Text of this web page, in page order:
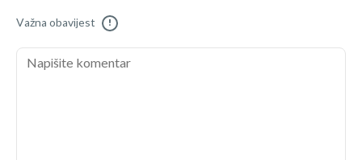
Važna obavijest !